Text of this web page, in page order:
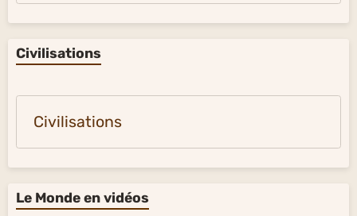
Civilisations
Civilisations
Le Monde en vidéos